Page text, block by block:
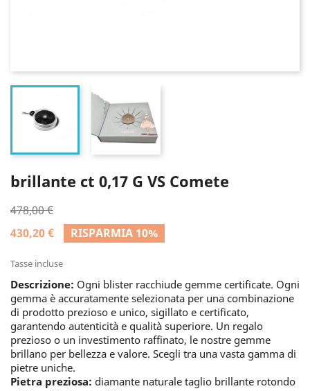
brillante ct 0,17 G VS Comete
478,00 €
430,20 €
RISPARMIA 10%
Tasse incluse
Descrizione: Ogni blister racchiude gemme certificate. Ogni
gemma è accuratamente selezionata per una combinazione
di prodotto prezioso e unico, sigillato e certificato,
garantendo autenticità e qualità superiore. Un regalo
prezioso o un investimento raffinato, le nostre gemme
brillano per bellezza e valore. Scegli tra una vasta gamma di
pietre uniche.
Pietra preziosa: diamante naturale taglio brillante rotondo